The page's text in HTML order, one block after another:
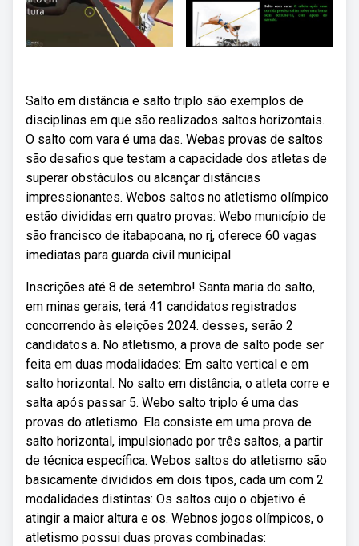
Salto em distância e salto triplo são exemplos de
disciplinas em que são realizados saltos horizontais.
O salto com vara é uma das. Webas provas de saltos
são desafios que testam a capacidade dos atletas de
superar obstáculos ou alcançar distâncias
impressionantes. Webos saltos no atletismo olímpico
estão divididas em quatro provas: Webo município de
são francisco de itabapoana, no rj, oferece 60 vagas
imediatas para guarda civil municipal.
Inscrições até 8 de setembro! Santa maria do salto,
em minas gerais, terá 41 candidatos registrados
concorrendo às eleições 2024. desses, serão 2
candidatos a. No atletismo, a prova de salto pode ser
feita em duas modalidades: Em salto vertical e em
salto horizontal. No salto em distância, o atleta corre e
salta após passar 5. Webo salto triplo é uma das
provas do atletismo. Ela consiste em uma prova de
salto horizontal, impulsionado por três saltos, a partir
de técnica específica. Webos saltos do atletismo são
basicamente divididos em dois tipos, cada um com 2
modalidades distintas: Os saltos cujo o objetivo é
atingir a maior altura e os. Webnos jogos olímpicos, o
atletismo possui duas provas combinadas: